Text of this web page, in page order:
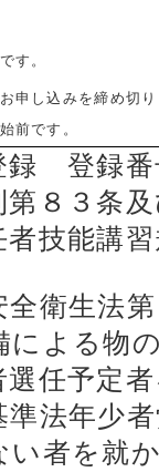
す。
申し込みを締め切
前です。
録 登録番
第８３条
技能講
衛生法
による物
選任予定
法年少
い者を就